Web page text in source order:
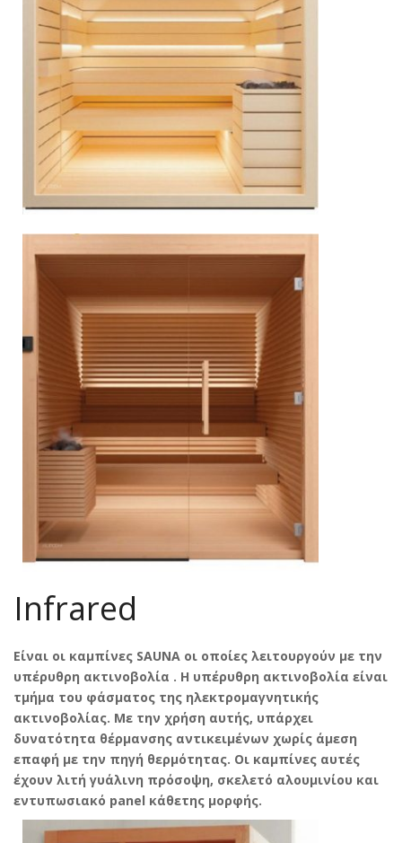
Infrared
Είναι οι καμπίνες SAUNA οι οποίες λειτουργούν με την
υπέρυθρη ακτινοβολία . Η υπέρυθρη ακτινοβολία είναι
τμήμα του φάσματος της ηλεκτρομαγνητικής
ακτινοβολίας. Με την χρήση αυτής, υπάρχει
δυνατότητα θέρμανσης αντικειμένων χωρίς άμεση
επαφή με την πηγή θερμότητας. Οι καμπίνες αυτές
έχουν λιτή γυάλινη πρόσοψη, σκελετό αλουμινίου και
εντυπωσιακό panel κάθετης μορφής.